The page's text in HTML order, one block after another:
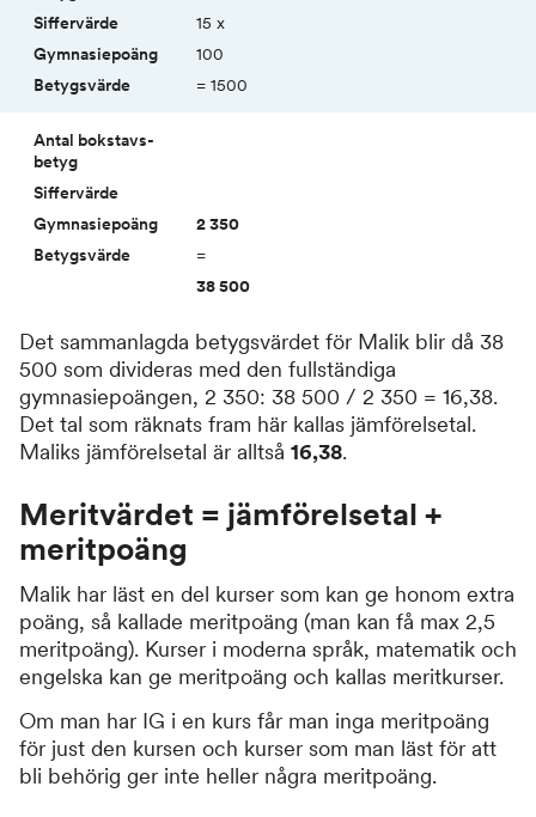
15 x
100
= 1500
2 350
=
38 500
Det sammanlagda betygsvärdet för Malik blir då 38
500 som divideras med den fullständiga
gymnasiepoängen, 2 350: 38 500 / 2 350 = 16,38.
Det tal som räknats fram här kallas jämförelsetal.
Maliks jämförelsetal är alltså 16,38.
Meritvärdet = jämförelsetal +
meritpoäng
Malik har läst en del kurser som kan ge honom extra
poäng, så kallade meritpoäng (man kan få max 2,5
meritpoäng). Kurser i moderna språk, matematik och
engelska kan ge meritpoäng och kallas meritkurser.
Om man har IG i en kurs får man inga meritpoäng
för just den kursen och kurser som man läst för att
bli behörig ger inte heller några meritpoäng.